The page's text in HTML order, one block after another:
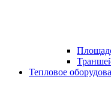
Тепловое